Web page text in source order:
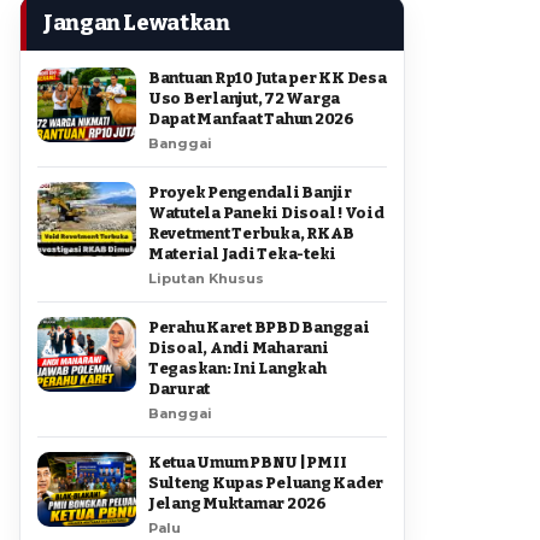
Jangan Lewatkan
Bantuan Rp10 Juta per KK Desa
Uso Berlanjut, 72 Warga
Dapat Manfaat Tahun 2026
Banggai
Proyek Pengendali Banjir
Watutela Paneki Disoal ! Void
Revetment Terbuka, RKAB
Material Jadi Teka-teki
Liputan Khusus
Perahu Karet BPBD Banggai
Disoal, Andi Maharani
Tegaskan: Ini Langkah
Darurat
Banggai
Ketua Umum PBNU | PMII
Sulteng Kupas Peluang Kader
Jelang Muktamar 2026
Palu